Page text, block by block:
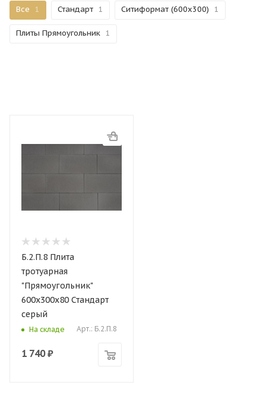
Все 1 Стандарт 1 Ситиформат (600х300) 1
Плиты Прямоугольник 1
Б.2.П.8 Плита
тротуарная
"Прямоугольник"
600х300х80 Стандарт
серый
На складе Арт.: Б.2.П.8
1 740₽